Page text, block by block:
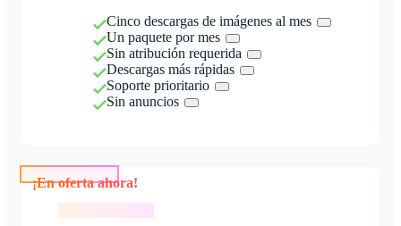
Cinco descargas de imágenes al mes
Un paquete por mes
Sin atribución requerida
Descargas más rápidas
Soporte prioritario
Sin anuncios